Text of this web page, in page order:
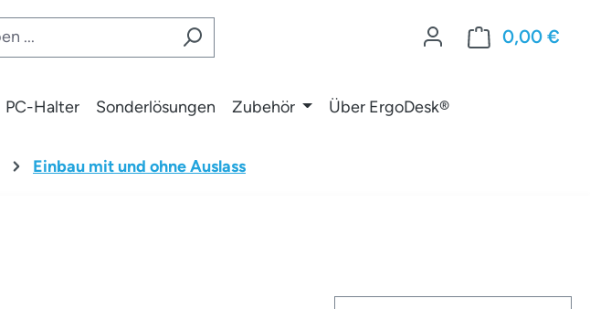
0,00 €
PC-Halter Sonderlösungen Zubehör Über ErgoDesk®
Einbau mit und ohne Auslass